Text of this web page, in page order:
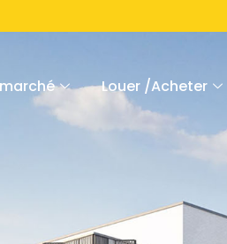
Louer /Acheter